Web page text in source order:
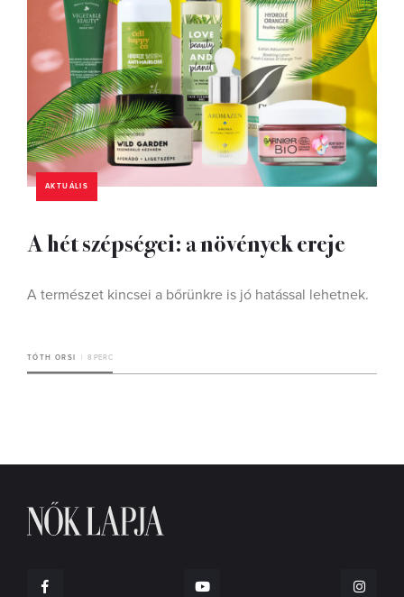
AKTUÁLIS
A hét szépségei: a növények ereje
A természet kincsei a bőrünkre is jó hatással lehetnek.
TÓTH ORSI 8 PERC